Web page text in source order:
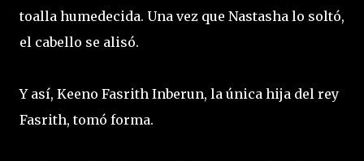
toalla humedecida. Una vez que Nastasha lo soltó,
el cabello se alisó.
Y así, Keeno Fasrith Inberun, la única hija del rey
Fasrith, tomó forma.